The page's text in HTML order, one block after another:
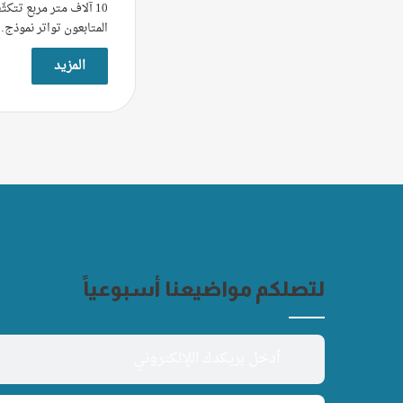
10 آلاف متر مربع
المتابعون تواتر
المزيد
لتصلكم مواضيعنا أسبوعياً